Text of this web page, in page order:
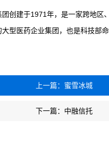
创建于1971年，是一家跨地区
大型医药企业集团，也是科技部
上一篇：蜜雪冰城
下一篇：中融信托